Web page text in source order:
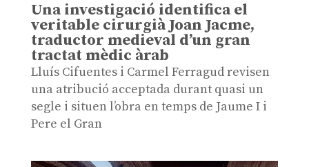
Una investigació identifica el
veritable cirurgià Joan Jacme,
traductor medieval d’un gran
tractat mèdic àrab
Lluís Cifuentes i Carmel Ferragud revisen
una atribució acceptada durant quasi un
segle i situen l’obra en temps de Jaume I i
Pere el Gran